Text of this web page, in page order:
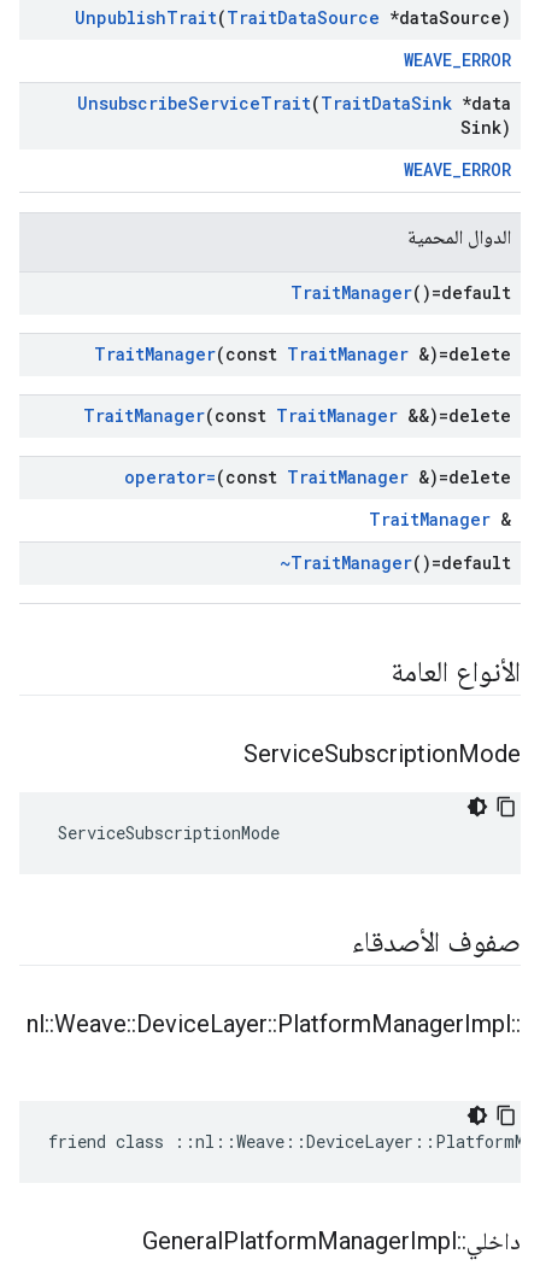
UnpublishTrait(TraitDataSource *dataSource)
WEAVE_ERROR
UnsubscribeServiceTrait(TraitDataSink *data
Sink)
WEAVE_ERROR
الدوال المحمية
TraitManager()=default
TraitManager(const TraitManager &)=delete
TraitManager(const TraitManager &&)=delete
operator=(const TraitManager &)=delete
TraitManager &
~TraitManager()=default
الأنواع العامة
ServiceSubscriptionMode
ServiceSubscriptionMode
صفوف الأصدقاء
::
nl::Weave::DeviceLayer::PlatformManagerImpl
friend class
داخلي::
GeneralPlatformManagerImpl